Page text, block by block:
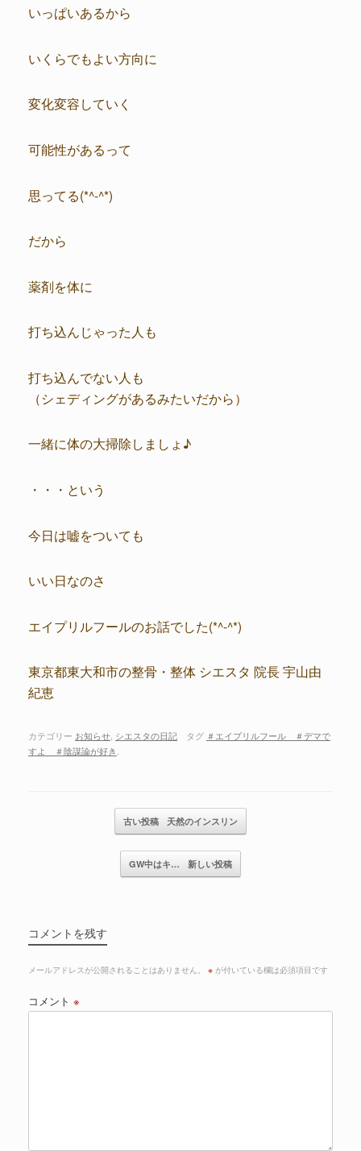
いっぱいあるから
いくらでもよい方向に
変化変容していく
可能性があるって
思ってる(*^-^*)
だから
薬剤を体に
打ち込んじゃった人も
打ち込んでない人も
（シェディングがあるみたいだから）
一緒に体の大掃除しましょ♪
・・・という
今日は嘘をついても
いい日なのさ
エイプリルフールのお話でした(*^-^*)
東京都東大和市の整骨・整体 シエスタ 院長 宇山由
紀恵
カテゴリー お知らせ シエスタの日記 タグ ＃エイプリルフール ＃デマで
すよ ＃陰謀論が好き
記事のナビゲーション古い投稿 天然のインスリン
GW中はキ… 新しい投稿
コメントを残す
メールアドレスが公開されることはありません。 ※ が付いている欄は必須項目です
コメント ※